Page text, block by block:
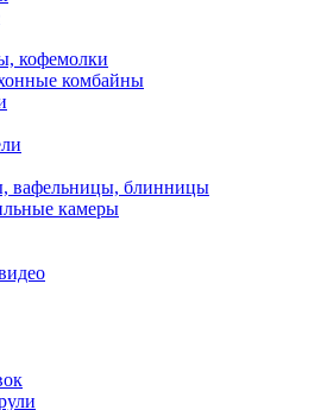
кофемолки
комбайны
вафельницы, блинницы
камеры